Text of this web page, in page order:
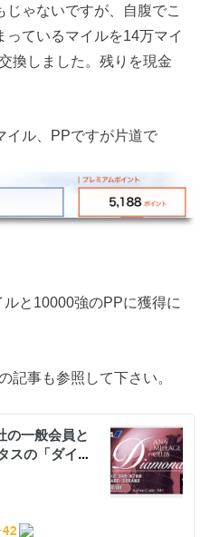
ゃないですが、自腹でこ
ているマイルを14万マイ
換しました。残りを現金
イル、PPですが片道で
と10000強のPPに獲得に
記事も参照して下さい。